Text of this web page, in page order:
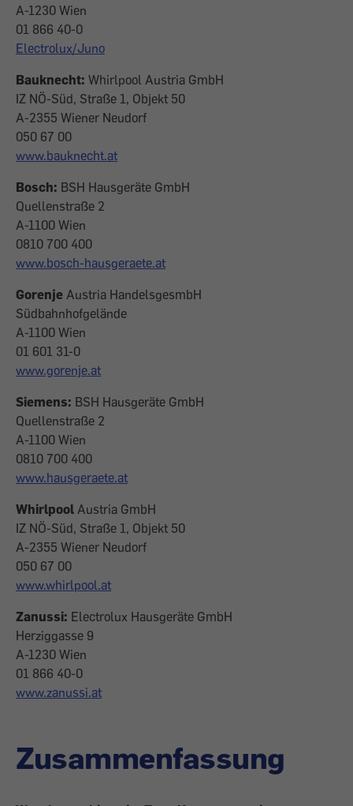
A-1230 Wien
01 866 40-0
Electrolux/Juno
Bauknecht: Whirlpool Austria GmbH
IZ NÖ-Süd, Straße 1, Objekt 50
A-2355 Wiener Neudorf
050 67 00
www.bauknecht.at
Bosch: BSH Hausgeräte GmbH
Quellenstraße 2
A-1100 Wien
0810 700 400
www.bosch-hausgeraete.at
Gorenje Austria HandelsgesmbH
Südbahnhofgelände
A-1100 Wien
01 601 31-0
www.gorenje.at
Siemens: BSH Hausgeräte GmbH
Quellenstraße 2
A-1100 Wien
0810 700 400
www.hausgeraete.at
Whirlpool Austria GmbH
IZ NÖ-Süd, Straße 1, Objekt 50
A-2355 Wiener Neudorf
050 67 00
www.whirlpool.at
Zanussi: Electrolux Hausgeräte GmbH
Herziggasse 9
A-1230 Wien
01 866 40-0
www.zanussi.at
Zusammenfassung